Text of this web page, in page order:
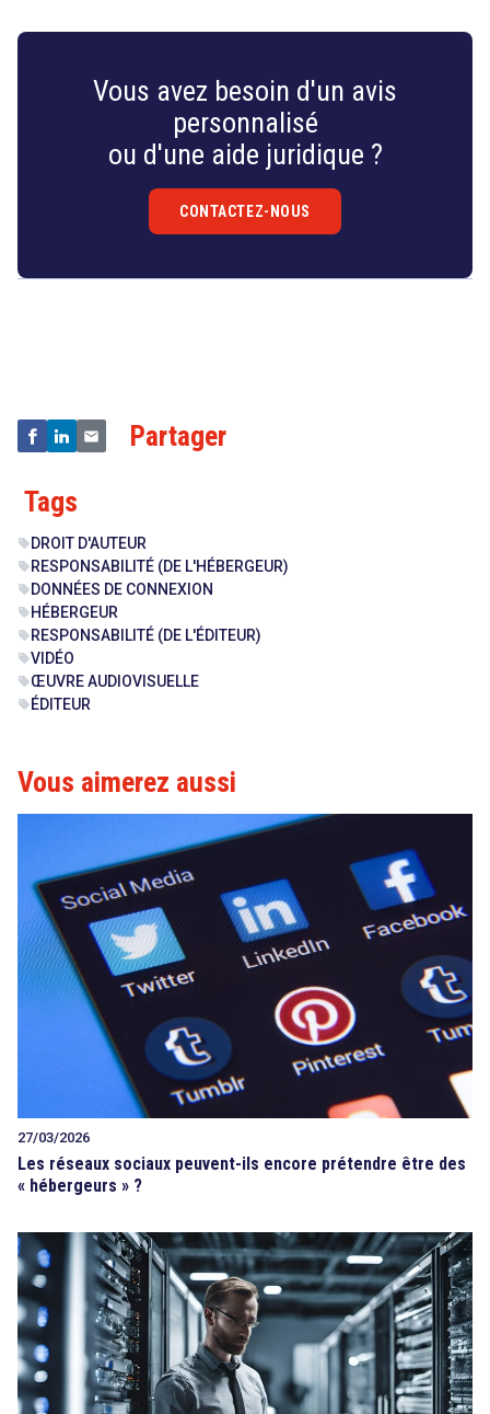
Vous avez besoin d'un avis
personnalisé
ou d'une aide juridique ?
CONTACTEZ-NOUS
Partager
Tags
sell DROIT D'AUTEUR
sell RESPONSABILITÉ (DE L'HÉBERGEUR)
sell DONNÉES DE CONNEXION
sell HÉBERGEUR
sell RESPONSABILITÉ (DE L'ÉDITEUR)
sellVIDÉO
sellŒUVRE AUDIOVISUELLE
sell ÉDITEUR
Vous aimerez aussi
27/03/2026
Les réseaux sociaux peuvent-ils encore prétendre être des
« hébergeurs » ?